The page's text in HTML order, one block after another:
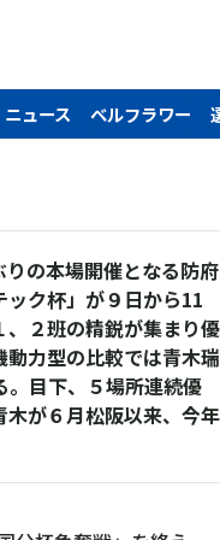
ニュース ベルフラワー
の本場開催となる防府
ク杯」が９日から11
２班の精鋭が集まり優
力型の比較では青木瑞
。目下、５場所連続優
が６月松阪以来、今年